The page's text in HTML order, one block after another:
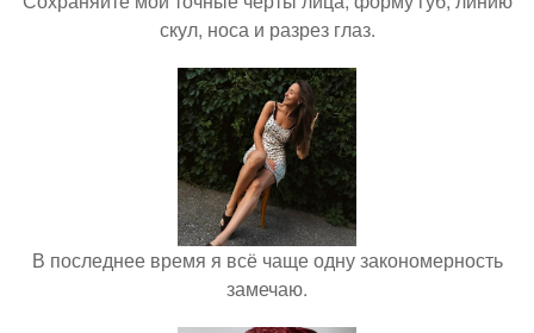
скул, носа и разрез глаз.
В последнее время я всё чаще одну закономерность
замечаю.